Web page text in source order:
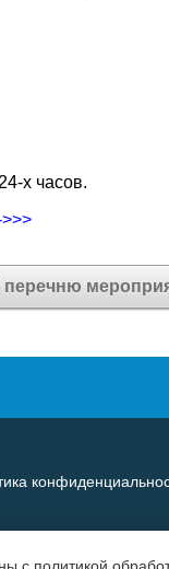
х часов.
перечню
с политикой